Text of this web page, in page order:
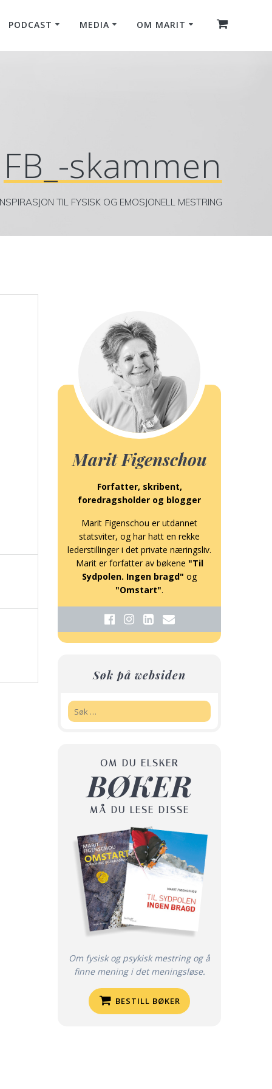
PODCAST MEDIA OM MARIT
FB_-skammen
TIL FYSISK OG EMOSJONELL MESTRING
Marit Figenschou
Forfatter, skribent,
foredragsholder og blogger
Marit Figenschou er utdannet
statsviter, og har hatt en rekke
lederstillinger i det private næringsliv.
Marit er forfatter av bøkene "Til
Sydpolen. Ingen bragd" og
"Omstart".
Søk på websiden
OM DU ELSKER
BØKER
MÅ DU LESE DISSE
Om fysisk og psykisk mestring og å
finne mening i det meningsløse.
BESTILL BØKER